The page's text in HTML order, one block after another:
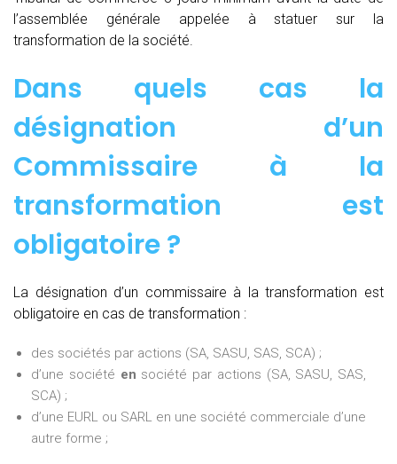
l’assemblée générale appelée à statuer sur la
transformation de la société.
Dans quels cas la
désignation d’un
Commissaire à la
transformation est
obligatoire ?
La désignation d’un commissaire à la transformation est
obligatoire en cas de transformation :
des sociétés par actions (SA, SASU, SAS, SCA) ;
d’une société en société par actions (SA, SASU, SAS,
SCA) ;
d’une EURL ou SARL en une société commerciale d’une
autre forme ;